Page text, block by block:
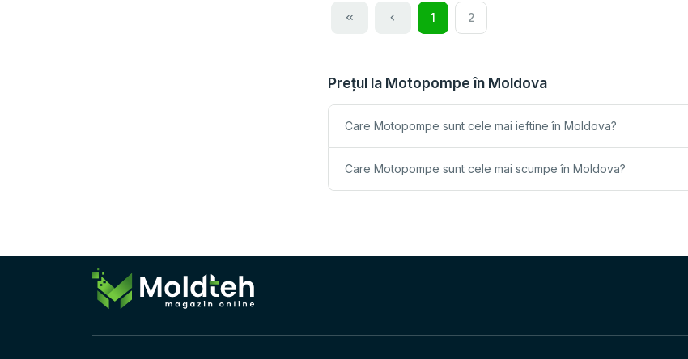
1 2
Prețul la Motopompe în Moldova
Care Motopompe sunt cele mai ieftine în Moldova?
Care Motopompe sunt cele mai scumpe în Moldova?